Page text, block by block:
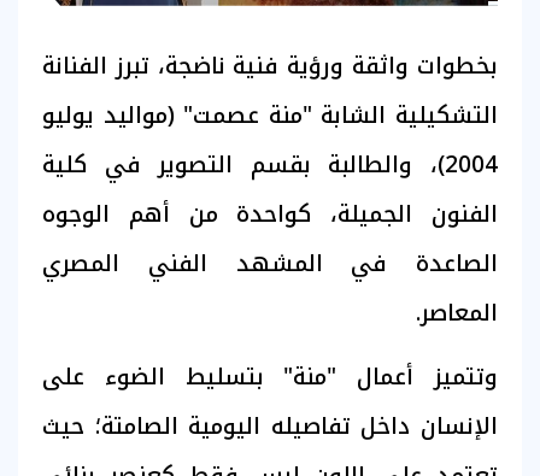
بخطوات واثقة ورؤية فنية ناضجة، تبرز الفنانة
التشكيلية الشابة "منة عصمت" (مواليد يوليو
2004)، والطالبة بقسم التصوير في كلية
الفنون الجميلة، كواحدة من أهم الوجوه
الصاعدة في المشهد الفني المصري
المعاصر.
وتتميز أعمال "منة" بتسليط الضوء على
الإنسان داخل تفاصيله اليومية الصامتة؛ حيث